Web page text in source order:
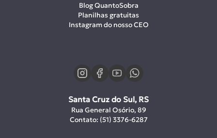
Blog QuantoSobra
Planilhas gratuitas
Instagram do nosso CEO
Santa Cruz do Sul, RS
Rua General Osório, 89
Contato: (51) 3376-6287